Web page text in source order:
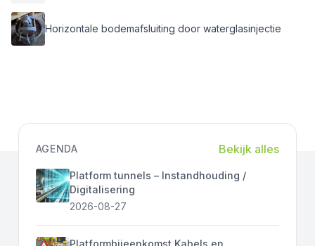
Horizontale bodemafsluiting door waterglasinjectie
AGENDA Bekijk alles
Platform tunnels – Instandhouding /
Digitalisering
2026-08-27
Platformbijeenkomst Kabels en